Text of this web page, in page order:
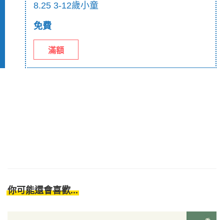
8.25 3-12歲小童
免費
滿額
你可能還會喜歡...